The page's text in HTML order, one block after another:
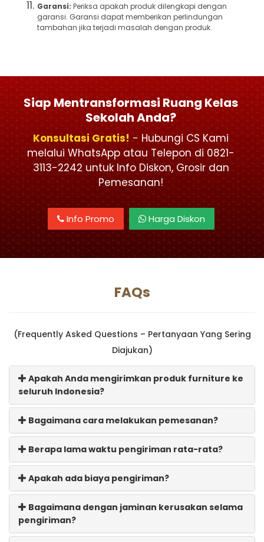
Garansi: Periksa apakah produk dilengkapi dengan
garansi. Garansi dapat memberikan perlindungan
tambahan jika terjadi masalah dengan produk.
Siap Mentransformasi Ruang Kelas
Sekolah Anda?
Konsultasi Gratis! - Hubungi CS Kami
melalui WhatsApp atau Telepon di 0821-
3113-2242 untuk Info Diskon, Grosir dan
Pemesanan!
Info Promo Harga Diskon
FAQs
(Frequently Asked Questions – Pertanyaan Yang Sering
Diajukan)
Apakah Anda mengirimkan produk furniture ke
seluruh Indonesia?
Bagaimana cara melakukan pemesanan?
Berapa lama waktu pengiriman rata-rata?
Apakah ada biaya pengiriman?
Bagaimana dengan jaminan kerusakan selama
pengiriman?